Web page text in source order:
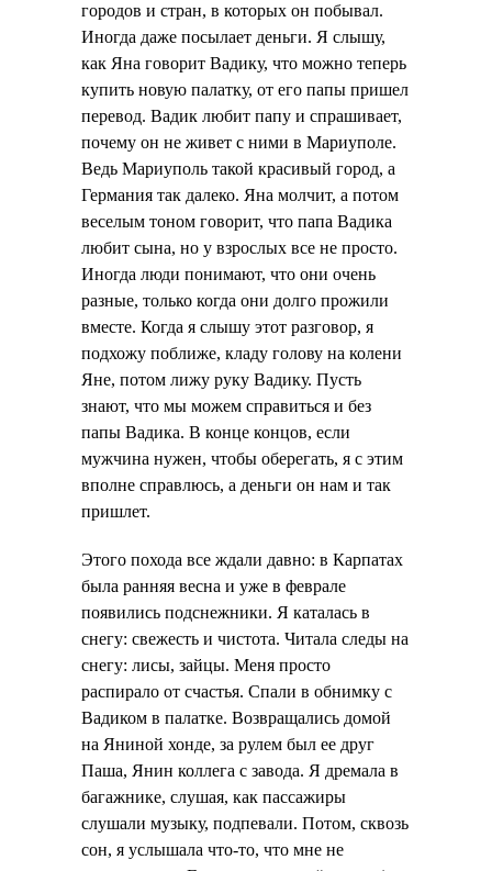
городов и стран, в которых он побывал.
Иногда даже посылает деньги. Я слышу,
как Яна говорит Вадику, что можно теперь
купить новую палатку, от его папы пришел
перевод. Вадик любит папу и спрашивает,
почему он не живет с ними в Мариуполе.
Ведь Мариуполь такой красивый город, а
Германия так далеко. Яна молчит, а потом
веселым тоном говорит, что папа Вадика
любит сына, но у взрослых все не просто.
Иногда люди понимают, что они очень
разные, только когда они долго прожили
вместе. Когда я слышу этот разговор, я
подхожу поближе, кладу голову на колени
Яне, потом лижу руку Вадику. Пусть
знают, что мы можем справиться и без
папы Вадика. В конце концов, если
мужчина нужен, чтобы оберегать, я с этим
вполне справлюсь, а деньги он нам и так
пришлет.
Этого похода все ждали давно: в Карпатах
была ранняя весна и уже в феврале
появились подснежники. Я каталась в
снегу: свежесть и чистота. Читала следы на
снегу: лисы, зайцы. Меня просто
распирало от счастья. Спали в обнимку с
Вадиком в палатке. Возвращались домой
на Яниной хонде, за рулем был ее друг
Паша, Янин коллега с завода. Я дремала в
багажнике, слушая, как пассажиры
слушали музыку, подпевали. Потом, сквозь
сон, я услышала что-то, что мне не